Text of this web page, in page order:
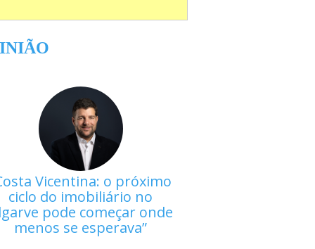
Vicentina: o próximo
ciclo do imobiliário no
pode começar onde
menos se esperava